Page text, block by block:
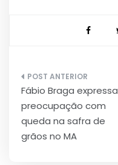
Navegação
de
Post
Fábio Braga expressa
preocupação com
queda na safra de
grãos no MA